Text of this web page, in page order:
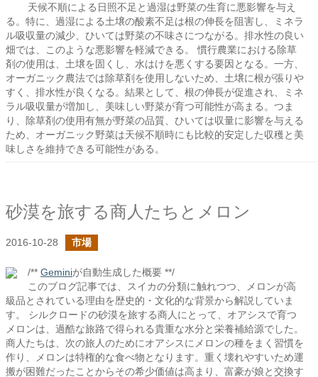
天候不順による日照不足と過湿は野菜の生育に悪影響を与え
る。特に、過湿による土壌の酸素不足は根の伸長を阻害し、ミネラ
ル吸収量の減少、ひいては野菜の不味さにつながる。排水性の良い
畑では、このような悪影響を軽減できる。 慣行農業における除草
剤の使用は、土壌を固くし、水はけを悪くする要因となる。一方、
オーガニック農法では除草剤を使用しないため、土壌に根が張りや
すく、排水性が良くなる。結果として、根の伸長が促進され、ミネ
ラル吸収量が増加し、美味しい野菜が育つ可能性が高まる。つま
り、除草剤の使用有無が野菜の品質、ひいては収量に影響を与える
ため、オーガニック野菜は天候不順時にも比較的安定した収穫と美
味しさを維持できる可能性がある。
砂漠を旅する商人たちとメロン
2016-10-28 市場
/** Geminiが自動生成した概要 **/
このブログ記事では、スイカの分類に触れつつ、メロンが高
級品とされている理由を歴史的・文化的な背景から解説していま
す。 シルクロードの砂漠を旅する商人にとって、オアシスで育つ
メロンは、過酷な旅路で得られる貴重な水分と栄養補給源でした。
商人たちは、次の旅人のためにオアシスにメロンの種をまく習慣を
作り、メロンは特権的な食べ物となります。重く壊れやすいため運
搬が困難だったことからその希少価値は高まり、富豪が娘と交換す